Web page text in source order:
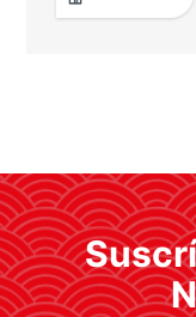
Las
visibilidad
fortaleciendo